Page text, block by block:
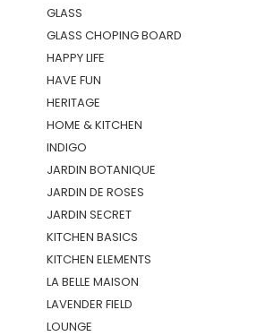
GLASS
GLASS CHOPING BOARD
HAPPY LIFE
HAVE FUN
HERITAGE
HOME & KITCHEN
INDIGO
JARDIN BOTANIQUE
JARDIN DE ROSES
JARDIN SECRET
KITCHEN BASICS
KITCHEN ELEMENTS
LA BELLE MAISON
LAVENDER FIELD
LOUNGE